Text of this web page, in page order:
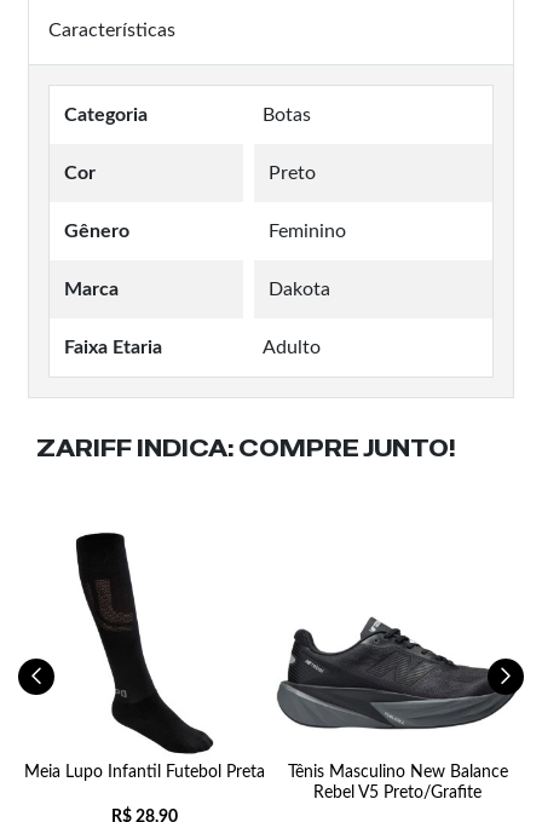
Características
Categoria Botas
Cor Preto
Gênero Feminino
Marca Dakota
Faixa Etaria Adulto
ZARIFF INDICA: COMPRE JUNTO!
Meia Lupo Infantil Futebol Preta
R$ 28,90
Tênis Masculino New Balance
Rebel V5 Preto/Grafite